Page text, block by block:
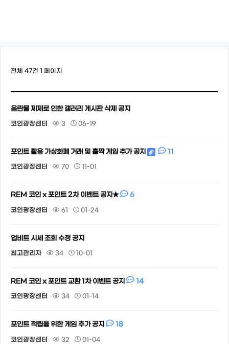
전체 47건 1 페이지
음란물 제제로 인한 갤러리 게시판 삭제 공지
코인광장센터 3 06-19
포인트 활용 가상화폐 거래 및 홀짝 게임 추가 공지 11
코인광장센터 70 11-01
REM 코인 x 포인트 2차 이벤트 공지★ 6
코인광장센터 61 01-24
업비트 시세 조회 수정 공지
최고관리자 34 10-01
REM 코인 x 포인트 교환 1차 이벤트 공지 14
코인광장센터 34 01-14
포인트 적립을 위한 게임 추가 공지 18
코인광장센터 32 01-04